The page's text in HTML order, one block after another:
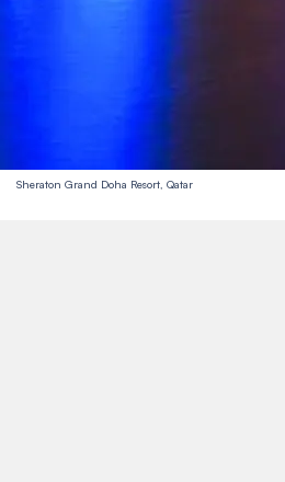
Sheraton Grand Doha Resort, Qatar